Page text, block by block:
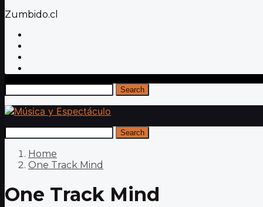
Zumbido.cl
Search
Search
Home
One Track Mind
One Track Mind